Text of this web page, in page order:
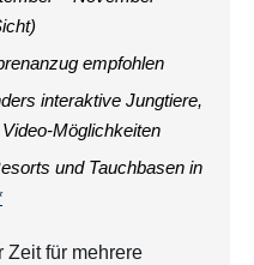
empfohlen
interaktive Jungtiere,
Möglichkeiten
und Tauchbasen in
Zeit für mehrere